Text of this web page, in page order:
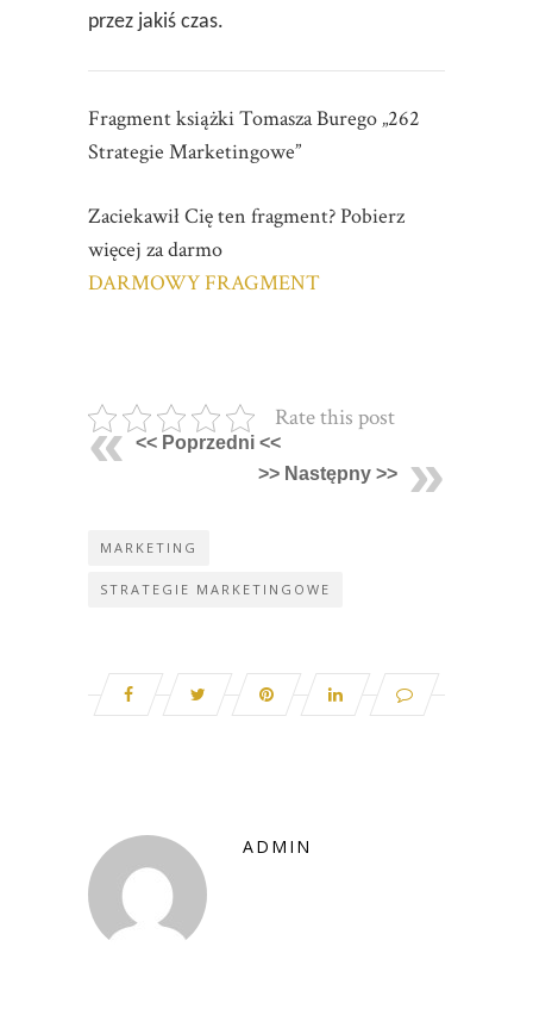
przez jakiś czas.
Fragment książki Tomasza Burego „262
Strategie Marketingowe”
Zaciekawił Cię ten fragment? Pobierz
więcej za darmo
DARMOWY FRAGMENT
Rate this post
<< Poprzedni <<
>> Następny >>
MARKETING
STRATEGIE MARKETINGOWE
ADMIN